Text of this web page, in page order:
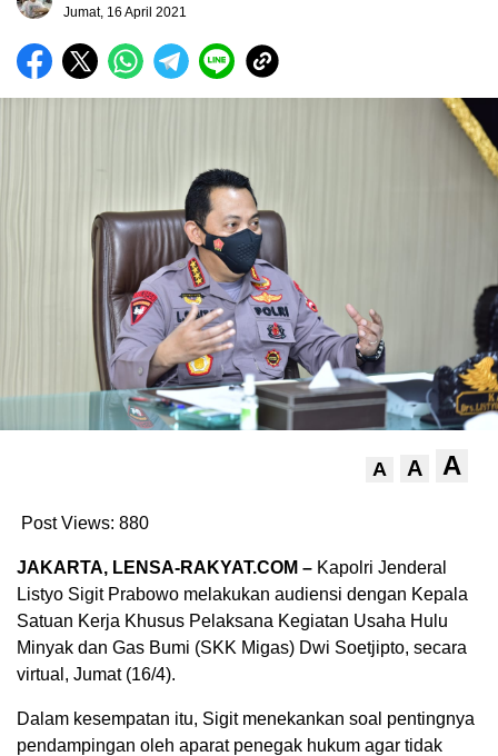
Jumat, 16 April 2021
A A A
Post Views: 880
JAKARTA, LENSA-RAKYAT.COM – Kapolri Jenderal
Listyo Sigit Prabowo melakukan audiensi dengan Kepala
Satuan Kerja Khusus Pelaksana Kegiatan Usaha Hulu
Minyak dan Gas Bumi (SKK Migas) Dwi Soetjipto, secara
virtual, Jumat (16/4).
Dalam kesempatan itu, Sigit menekankan soal pentingnya
pendampingan oleh aparat penegak hukum agar tidak